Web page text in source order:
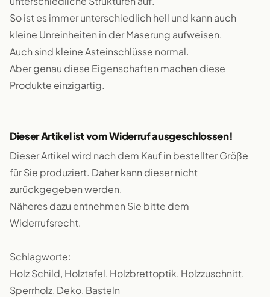
So ist es immer unterschiedlich hell und kann auch
kleine Unreinheiten in der Maserung aufweisen.
Auch sind kleine Asteinschlüsse normal.
Aber genau diese Eigenschaften machen diese
Produkte einzigartig.
Dieser Artikel ist vom Widerruf ausgeschlossen!
Dieser Artikel wird nach dem Kauf in bestellter Größe
für Sie produziert. Daher kann dieser nicht
zurückgegeben werden.
Näheres dazu entnehmen Sie bitte dem
Widerrufsrecht.
Schlagworte:
Holz Schild, Holztafel, Holzbrettoptik, Holzzuschnitt,
Sperrholz, Deko, Basteln